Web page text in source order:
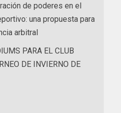
de poderes en el
una propuesta para
arbitral
PARA EL CLUB
DE INVIERNO DE